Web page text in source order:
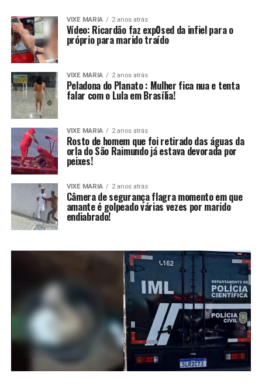
VIXE MARIA 2 anos atrás
Vídeo: Ricardão faz exp0sed da infiel para o
próprio para marido traído
VIXE MARIA 2 anos atrás
Peladona do Planato : Mulher fica nua e tenta
falar com o Lula em Brasília!
VIXE MARIA 2 anos atrás
Rosto de homem que foi retirado das águas da
orla do São Raimundo já estava devorada por
peixes!
VIXE MARIA 2 anos atrás
Câmera de segurança flagra momento em que
amante é golpeado várias vezes por marido
endiabrado!